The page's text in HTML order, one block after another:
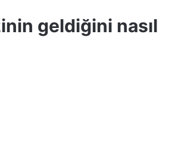
geldiğini nasıl